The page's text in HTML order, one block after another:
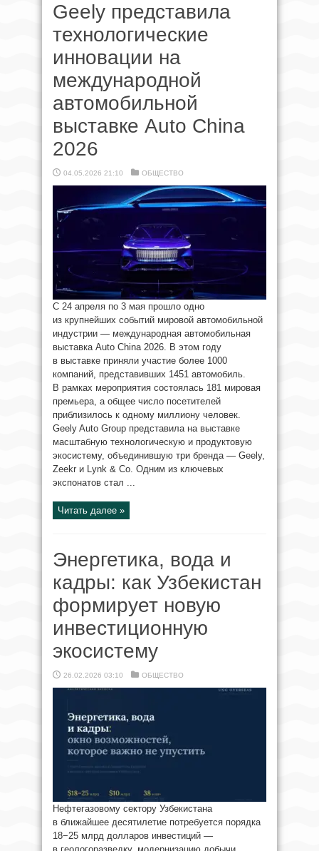
Geely представила
технологические
инновации на
международной
автомобильной
выставке Auto China
2026
04.05.2026 21:10 ОБЩЕСТВО
С 24 апреля по 3 мая прошло одно
из крупнейших событий мировой автомобильной
индустрии — международная автомобильная
выставка Auto China 2026. В этом году
в выставке приняли участие более 1000
компаний, представивших 1451 автомобиль.
В рамках мероприятия состоялась 181 мировая
премьера, а общее число посетителей
приблизилось к одному миллиону человек.
Geely Auto Group представила на выставке
масштабную технологическую и продуктовую
экосистему, объединившую три бренда — Geely,
Zeekr и Lynk & Co. Одним из ключевых
экспонатов стал ...
Читать далее »
Энергетика, вода и
кадры: как Узбекистан
формирует новую
инвестиционную
экосистему
26.02.2026 03:10 ОБЩЕСТВО
Нефтегазовому сектору Узбекистана
в ближайшее десятилетие потребуется порядка
18−25 млрд долларов инвестиций —